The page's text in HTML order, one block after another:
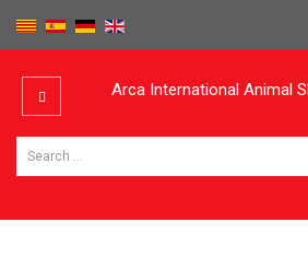
Arca International Animal